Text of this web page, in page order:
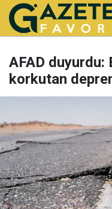
AFAD duyurdu:
korkutan